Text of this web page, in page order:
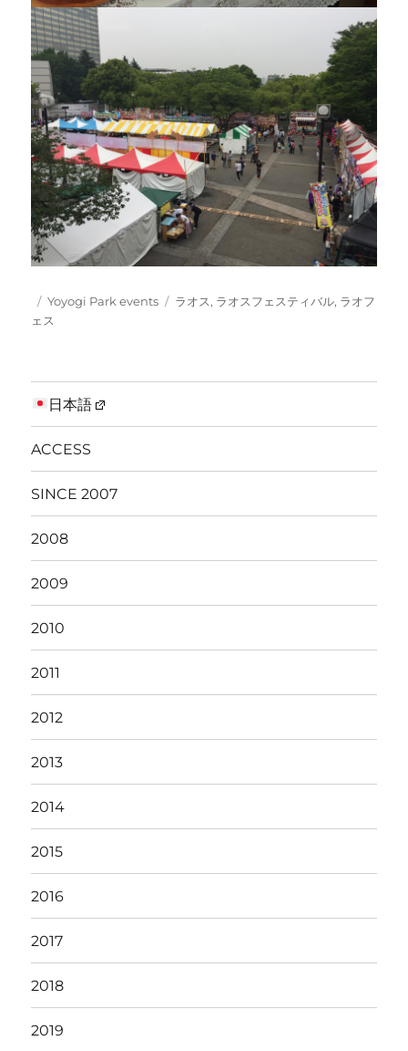
Posted
on
Categories
Yoyogi Park events Tags
ラオス, ラオスフェスティバル, ラオフ
ェス
日本語
ACCESS
SINCE 2007
2008
2009
2010
2011
2012
2013
2014
2015
2016
2017
2018
2019